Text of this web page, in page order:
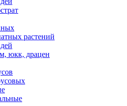
растений
юкк, драцен